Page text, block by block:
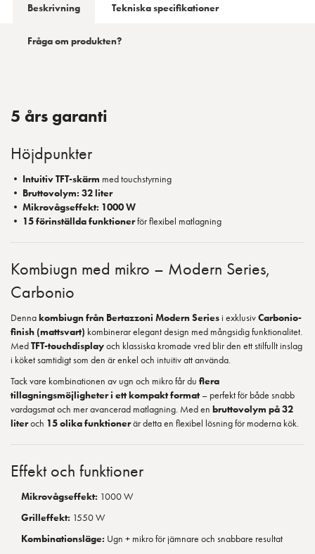
Beskrivning Tekniska specifikationer
Fråga om produkten?
5 års garanti
Höjdpunkter
• Intuitiv TFT-skärm med touchstyrning
• Bruttovolym: 32 liter
• Mikrovågseffekt: 1000 W
• 15 förinställda funktionerför flexibel matlagning
Kombiugn med mikro – Modern Series,
Carbonio
Dennakombiugn från Bertazzoni Modern Seriesi exklusivCarbonio-
finish (mattsvart) kombinerar elegant design med mångsidig funktionalitet.
MedTFT-touchdisplayoch klassiska kromade vred blir den ett stilfullt inslag
i köket samtidigt som den är enkel och intuitiv att använda.
Tack vare kombinationen av ugn och mikro får du flera
tillagningsmöjligheter i ett kompakt format– perfekt för både snabb
vardagsmat och mer avancerad matlagning. Med en bruttovolym på 32
literoch 15 olika funktionerär detta en flexibel lösning för moderna kök.
Effekt och funktioner
Mikrovågseffekt: 1000 W
Grilleffekt: 1550 W
Kombinationsläge: Ugn + mikro för jämnare och snabbare resultat